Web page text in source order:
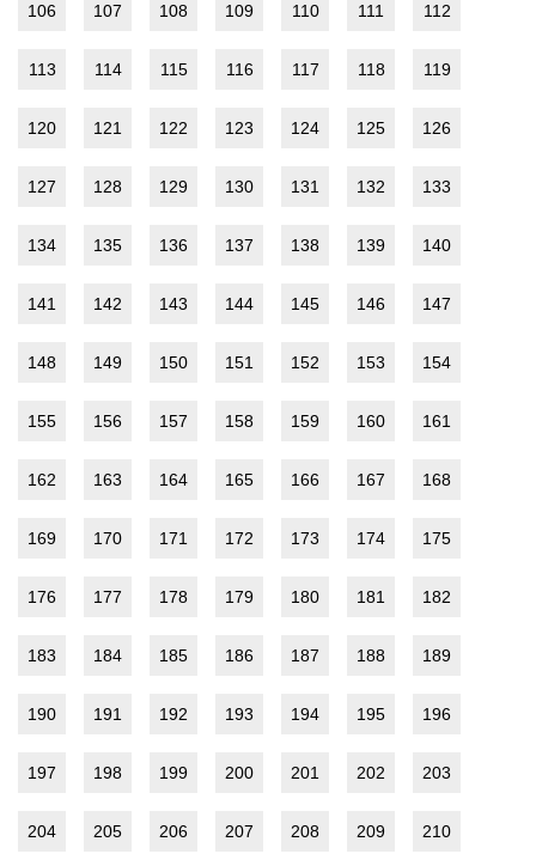
106 107 108 109 110 111 112
113 114 115 116 117 118 119
120 121 122 123 124 125 126
127 128 129 130 131 132 133
134 135 136 137 138 139 140
141 142 143 144 145 146 147
148 149 150 151 152 153 154
155 156 157 158 159 160 161
162 163 164 165 166 167 168
169 170 171 172 173 174 175
176 177 178 179 180 181 182
183 184 185 186 187 188 189
190 191 192 193 194 195 196
197 198 199 200 201 202 203
204 205 206 207 208 209 210